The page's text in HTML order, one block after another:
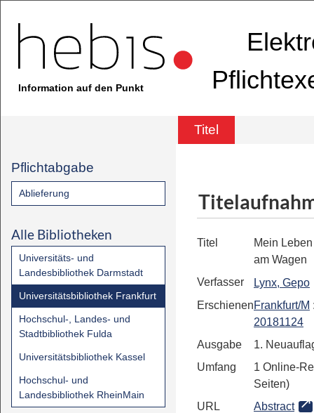
Information auf den Punkt
Titel
Pflichtabgabe
Ablieferung
Alle Bibliotheken
Universitäts- und
Landesbibliothek Darmstadt
Universitätsbibliothek Frankfurt
Hochschul-, Landes- und
Stadtbibliothek Fulda
Universitätsbibliothek Kassel
Hochschul- und
Landesbibliothek RheinMain
Titel
Mein
am Wagen
Verfasser
Lynx, Gepo
ErschienenFrankfurt/M
20181124
Ausgabe
1.
Umfang
1 Online-
Seiten)
URL
Abstract